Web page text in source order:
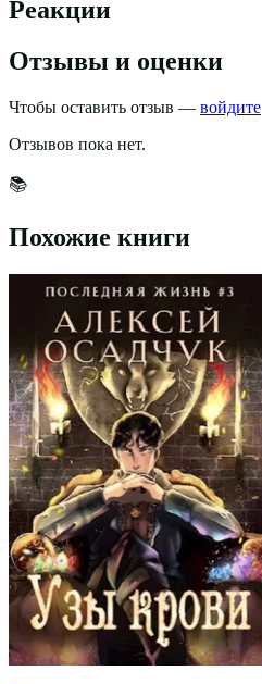
Реакции
Отзывы и оценки
Чтобы оставить отзыв — войдите
Отзывов пока нет.
📚
Похожие книги